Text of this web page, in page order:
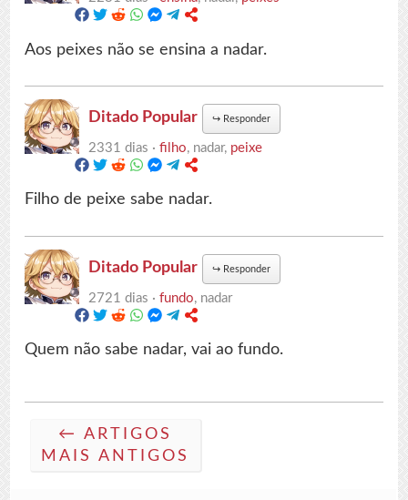
Aos peixes não se ensina a nadar.
Ditado Popular ↪ Responder
2331 dias ·filho, nadar, peixe
Filho de peixe sabe nadar.
Ditado Popular ↪ Responder
2721 dias ·fundo, nadar
Quem não sabe nadar, vai ao fundo.
← ARTIGOS
MAIS ANTIGOS